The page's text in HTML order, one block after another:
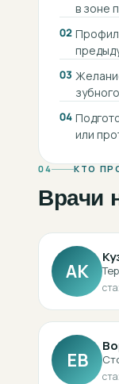
в зоне
02
03
04
или
04 КТО
Врачи
АК
ЕВ